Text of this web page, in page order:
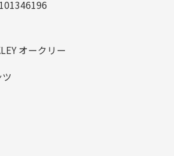
オークリー